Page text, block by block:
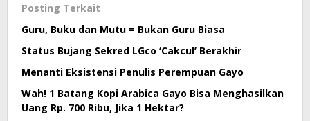
Posting Terkait
Guru, Buku dan Mutu = Bukan Guru Biasa
Status Bujang Sekred LGco ‘Cakcul’ Berakhir
Menanti Eksistensi Penulis Perempuan Gayo
Wah! 1 Batang Kopi Arabica Gayo Bisa Menghasilkan
Uang Rp. 700 Ribu, Jika 1 Hektar?